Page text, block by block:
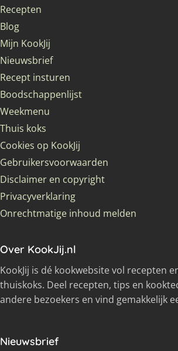
Recepten
Blog
Mijn KookJij
Nieuwsbrief
Recept insturen
Boodschappenlijst
Weekmenu
Thuis koks
Cookies op KookJij
Gebruikersvoorwaarden
Disclaimer en copyright
Privacyverklaring
Onrechtmatige inhoud melden
Over KookJij.nl
KookJij is dé kookwebsite vol recepten
thuiskoks. Deel recepten, tips en
andere bezoekers en vind gemakkelijk
Nieuwsbrief